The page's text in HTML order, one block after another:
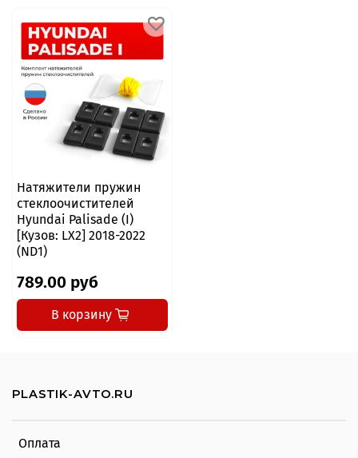
Натяжители пружин
стеклоочистителей
Hyundai Palisade (I)
[Кузов: LX2] 2018-2022
(ND1)
789.00 руб
В корзину
Оплата
PLASTIK-AVTO.RU